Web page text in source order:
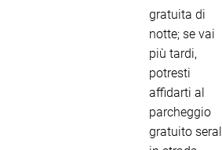
gratuita di
notte; se vai
più tardi,
potresti
affidarti al
parcheggio
gratuito